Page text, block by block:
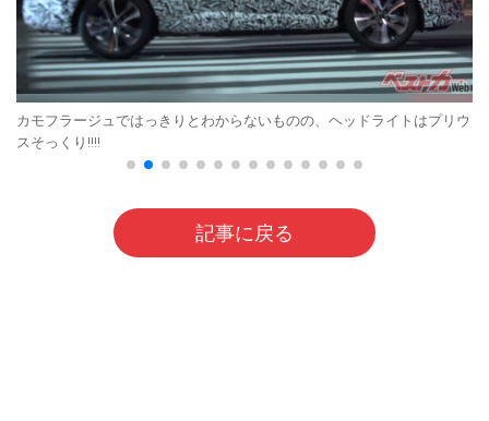
カモフラージュではっきりとわからないものの、ヘッドライトはプリウ
スそっくり!!!!
記事に戻る